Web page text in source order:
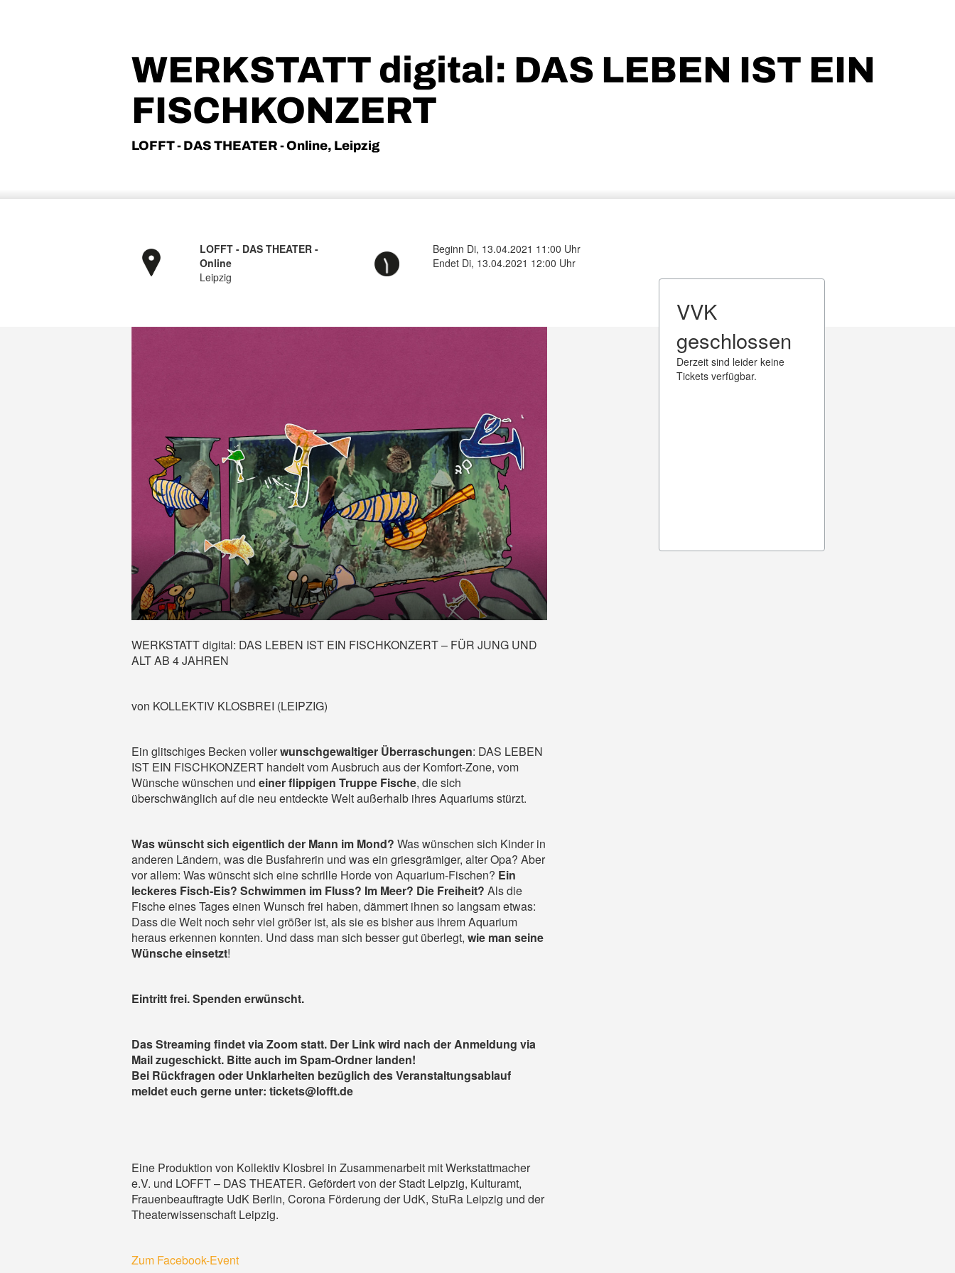
WERKSTATT digital: DAS LEBEN IST EIN
FISCHKONZERT
LOFFT - DAS THEATER - Online, Leipzig
LOFFT - DAS THEATER -
Online
Leipzig
Beginn Di, 13.04.2021 11:00 Uhr
Endet Di, 13.04.2021 12:00 Uhr
VVK
geschlossen
Derzeit sind leider keine
Tickets verfügbar.
WERKSTATT digital: DAS LEBEN IST EIN FISCHKONZERT – FÜR JUNG UND
ALT AB 4 JAHREN
von KOLLEKTIV KLOSBREI (LEIPZIG)
Ein glitschiges Becken vollerwunschgewaltiger Überraschungen: DAS LEBEN
IST EIN FISCHKONZERT handelt vom Ausbruch aus der Komfort-Zone, vom
Wünsche wünschen und einer flippigen Truppe Fische, die sich
überschwänglich auf die neu entdeckte Welt außerhalb ihres Aquariums stürzt.
Was wünscht sich eigentlich der Mann im Mond? Was wünschen sich Kinder in
anderen Ländern, was die Busfahrerin und was ein griesgrämiger, alter Opa? Aber
vor allem: Was wünscht sich eine schrille Hordevon Aquarium-Fischen? Ein
leckeres Fisch-Eis? Schwimmen im Fluss? Im Meer? Die Freiheit? Alsdie
Fischeeines Tages einen Wunsch frei haben, dämmert ihnen so langsam etwas:
Dass die Welt noch sehr viel größer ist, als sie es bisher aus ihrem Aquarium
heraus erkennen konnten. Und dass man sich besser gut überlegt, wie man seine
Wünscheeinsetzt!
Eintritt frei. Spenden erwünscht.
Das Streaming findet viaZoomstatt. Der Link wird nach der Anmeldung via
Mail zugeschickt. Bitte auch im Spam-Ordner landen!
Bei Rückfragen oder Unklarheiten bezüglich des Veranstaltungsablauf
meldet euch gerne unter: tickets@lofft.de
Eine Produktion von Kollektiv Klosbrei in Zusammenarbeit mit Werkstattmacher
e.V. und LOFFT – DAS THEATER. Gefördert von der Stadt Leipzig, Kulturamt,
Frauenbeauftragte UdK Berlin, Corona Förderung der UdK, StuRa Leipzig und der
Theaterwissenschaft Leipzig.
Zum Facebook-Event